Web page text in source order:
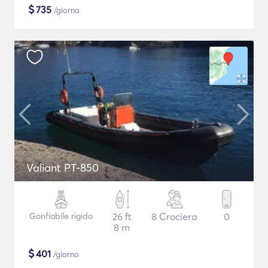
$735 /giorno
Valiant PT-850
Gonfiabile rigido
26 ft
8 m
8 Crociera 0
$401 /giorno